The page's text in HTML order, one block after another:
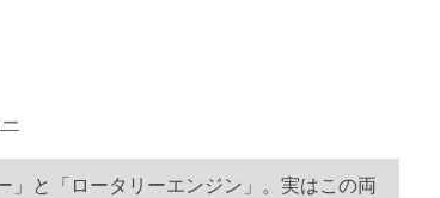
」と「ロータリーエンジン」。実はこの両